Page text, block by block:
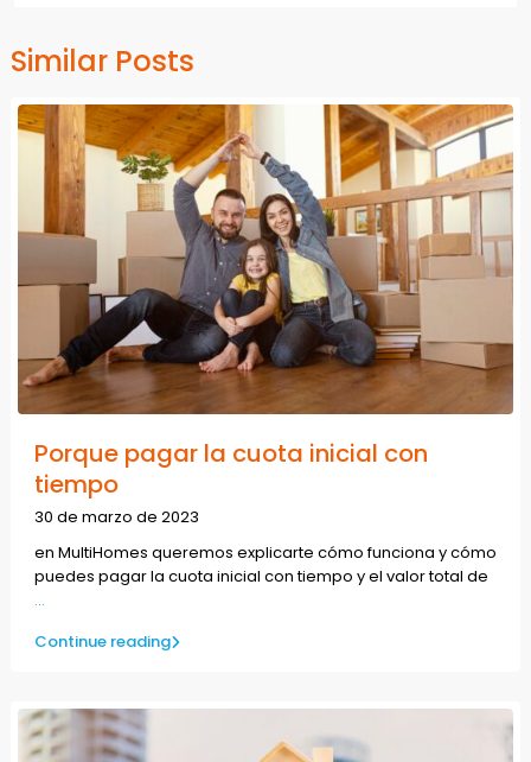
Similar Posts
Porque pagar la cuota inicial con
tiempo
30 de marzo de 2023
en MultiHomes queremos explicarte cómo funciona y cómo
puedes pagar la cuota inicial con tiempo y el valor total de
...
Continue reading